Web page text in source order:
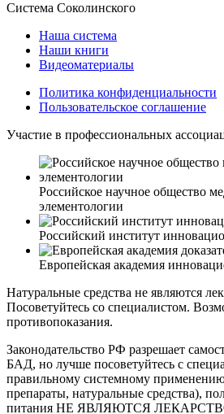
Система Соколинского
Наша система
Наши книги
Видеоматериалы
Политика конфиденциальности
Пользовательское соглашение
Участие в профессиональных
Российское научное общество
элементологии
Российский институт
Европейская академия
Натуральные средства не являются
Посоветуйтесь со специалистом.
противопоказания.
Законодательство РФ разрешает
БАД, но лучше посоветуйтесь с
правильному системному
препараты, натуральные средства),
питания НЕ ЯВЛЯЮТСЯ